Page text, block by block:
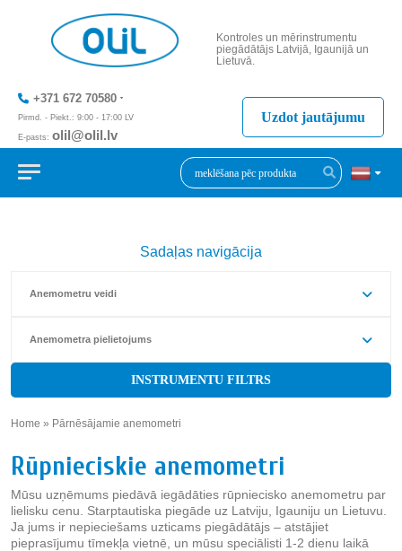
Kontroles un mērinstrumentu
piegādātājs Latvijā, Igaunijā un
Lietuvā.
+371 672 70580
Pirmd. - Piekt.: 9:00 - 17:00 LV
E-pasts: olil@olil.lv
+371 287 11411
Uzdot jautājumu
Sadaļas navigācija
Anemometru veidi
Anemometra pielietojums
INSTRUMENTU FILTRS
Home » Pārnēsājamie anemometri
Rūpnieciskie anemometri
Mūsu uzņēmums piedāvā iegādāties rūpniecisko anemometru par
lielisku cenu. Starptautiska piegāde uz Latviju, Igauniju un Lietuvu.
Ja jums ir nepieciešams uzticams piegādātājs – atstājiet
pieprasījumu tīmekļa vietnē, un mūsu speciālisti 1-2 dienu laikā